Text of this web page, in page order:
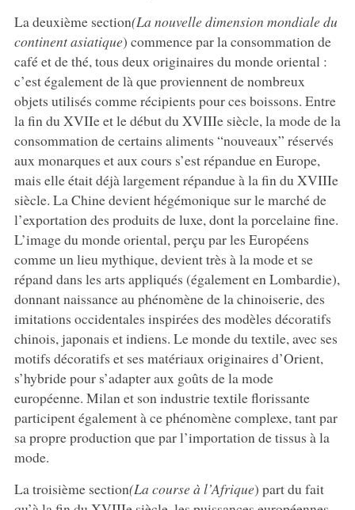
La deuxième section(La nouvelle dimension mondiale du
continent asiatique) commence par la consommation de
café et de thé, tous deux originaires du monde oriental :
c’est également de là que proviennent de nombreux
objets utilisés comme récipients pour ces boissons. Entre
la fin du XVIIe et le début du XVIIIe siècle, la mode de la
consommation de certains aliments “nouveaux” réservés
aux monarques et aux cours s’est répandue en Europe,
mais elle était déjà largement répandue à la fin du XVIIIe
siècle. La Chine devient hégémonique sur le marché de
l’exportation des produits de luxe, dont la porcelaine fine.
L’image du monde oriental, perçu par les Européens
comme un lieu mythique, devient très à la mode et se
répand dans les arts appliqués (également en Lombardie),
donnant naissance au phénomène de la chinoiserie, des
imitations occidentales inspirées des modèles décoratifs
chinois, japonais et indiens. Le monde du textile, avec ses
motifs décoratifs et ses matériaux originaires d’Orient,
s’hybride pour s’adapter aux goûts de la mode
européenne. Milan et son industrie textile florissante
participent également à ce phénomène complexe, tant par
sa propre production que par l’importation de tissus à la
mode.
La troisième section(La course à l’Afrique) part du fait